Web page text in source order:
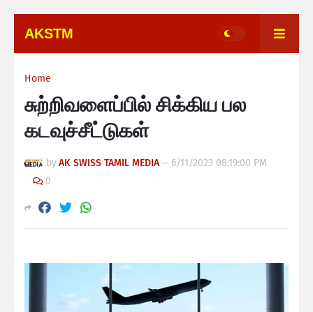
AKSTM
Home
சுற்றிவளைப்பில் சிக்கிய பல
கடவுச்சீட்டுகள்
byAK SWISS TAMIL MEDIA— 6/11/2023 08:19:00 PM
0